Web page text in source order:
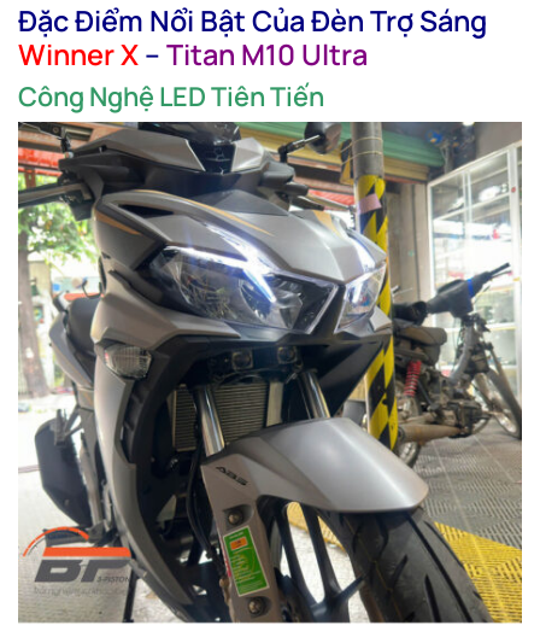
Đặc Điểm Nổi Bật Của Đèn Trợ Sáng
Winner X–Titan M10 Ultra
Công Nghệ LED Tiên Tiến